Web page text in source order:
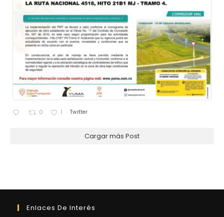
0 1 Twitter
Cargar más Post
Enlaces De Interés